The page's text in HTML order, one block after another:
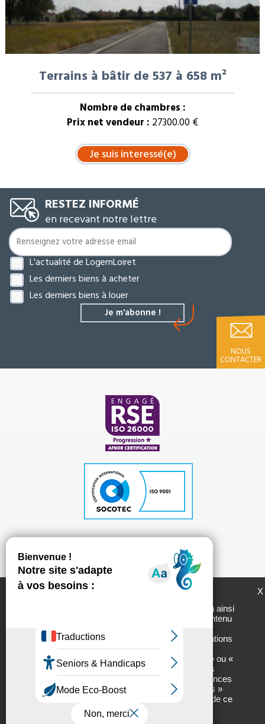
Terrains à bâtir de 537 à 658 m²
Nombre de chambres :
Prix net vendeur : 27300.00 €
RESTEZ INFORMÉ
en recevant notre lettre
L'actualité de LogemLoiret
Les derniers biens à acheter
Les derniers biens à louer
NOUS
CONTACTER
Politique de protection des données personnelles
Chartes d'utilisation des réseaux sociaux
X
LogemLoiret et ses partenaires utilisent des
fréquentation du site utiles à son amélioration ainsi
que pour vous permettre de partager son contenu
sur les réseaux sociaux. En cliquant sur «
Personnaliser » vous accèderez aux informations
cookies utilisés et vous pourrez « Autoriser » ou «
Interdire » leur usage finalité par finalité. Vous
pourrez, à tout moment, modifier vos préférences
en cliquant sur l’onglet « Gestion des cookies »
situé en bas à droite de chacune des pages de ce